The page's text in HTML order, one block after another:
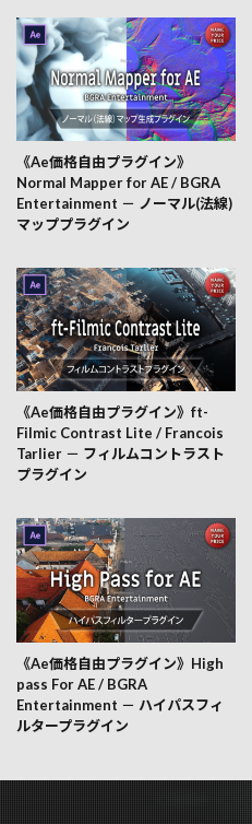
《Ae価格自由プラグイン》
Normal Mapper for AE / BGRA
Entertainment － ノーマル(法線)
マッププラグイン
《Ae価格自由プラグイン》ft-
Filmic Contrast Lite / Francois
Tarlier － フィルムコントラスト
プラグイン
《Ae価格自由プラグイン》High
pass For AE / BGRA
Entertainment － ハイパスフィ
ルタープラグイン